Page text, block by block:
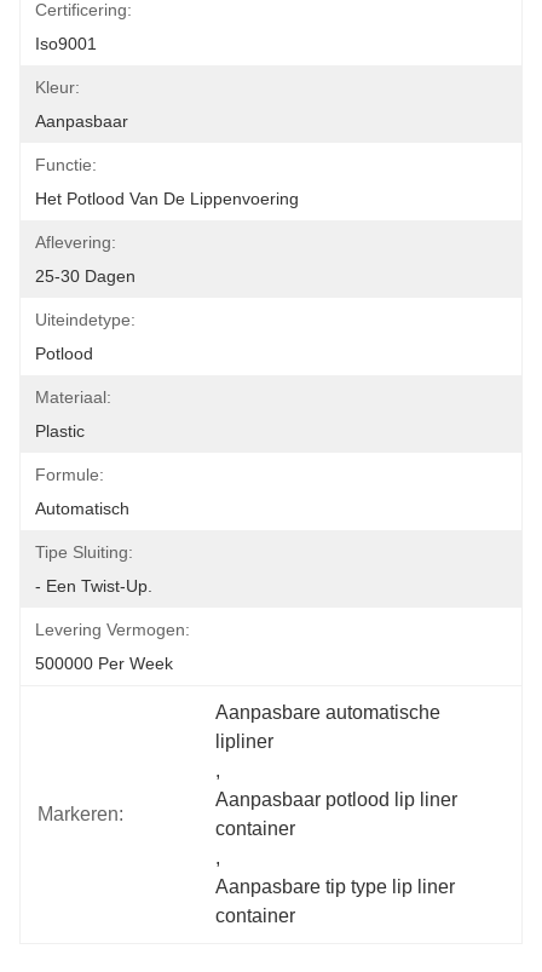
Certificering:
Iso9001
Kleur:
Aanpasbaar
Functie:
Het Potlood Van De Lippenvoering
Aflevering:
25-30 Dagen
Uiteindetype:
Potlood
Materiaal:
Plastic
Formule:
Automatisch
Tipe Sluiting:
- Een Twist-Up.
Levering Vermogen:
500000 Per Week
Markeren:
Aanpasbare automatische
lipliner
,
Aanpasbaar potlood lip liner
container
,
Aanpasbare tip type lip liner
container